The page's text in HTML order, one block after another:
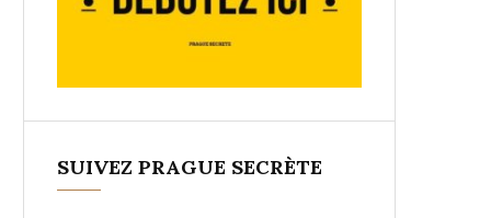
SUIVEZ PRAGUE SECRÈTE